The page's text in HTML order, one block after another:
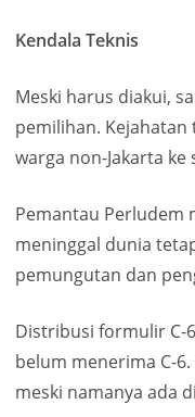
Kendala Teknis
Meski harus diakui,
pemilihan.
warga non-Jakarta
Pemantau Perludem
meninggal dunia
pemungutan dan
Distribusi formulir C-
belum menerima C-
meski namanya ada